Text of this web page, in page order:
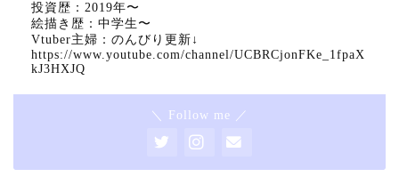
投資歴：2019年〜
絵描き歴：中学生〜
Vtuber主婦：のんびり更新↓
https://www.youtube.com/channel/UCBRCjonFKe_1fpaX
kJ3HXJQ
＼ Follow me ／